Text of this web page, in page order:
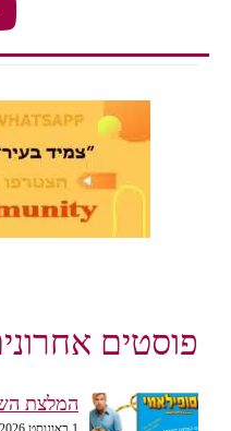
פוסטים
המלצת